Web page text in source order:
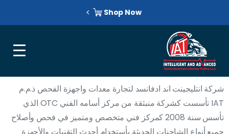
Shop Now
شركة انتليجينت اند ادفانسد لتجارة معدات واجهزة الفحص ذ.م.م
IAT تأسست كشركة منبثقة من مركز أسامه الفني OTC الذي
تأسس سنة 2008 كمركز فني متخصص ومتميز في فحص وأصلاح
جميع أنواع الشاحنات الحديثة بأستخدام أحدث التقنيات والأجهزة